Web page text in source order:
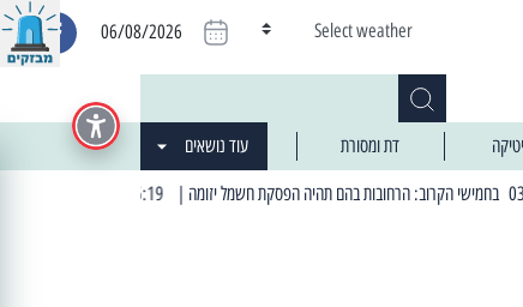
Select weather
06/08/2026
דת ומסורת עוד נושאים
| 06:19 25/03/2024 "מה חדש בעיר": המדור שבו תתעדכנו על כל מה ש... חדש